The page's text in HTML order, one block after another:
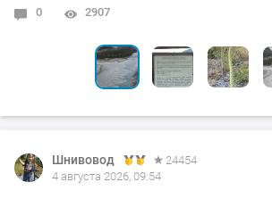
0 2907
6 3069
0 2677
0 2718
0 2699
Шнивовод
24454
4 августа 2026, 09:54